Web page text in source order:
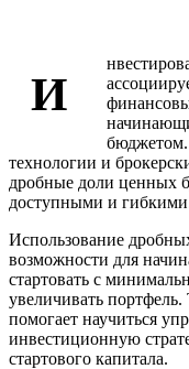
И
технологии и
дробные доли ценных
доступными и
Использование
возможности для
стартовать с
увеличивать
помогает научиться
инвестиционную
стартового капитала.